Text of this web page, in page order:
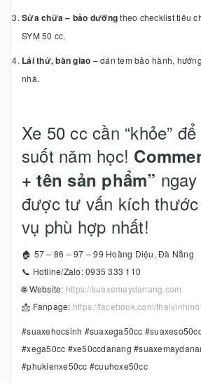
Sửa chữa – bảo dưỡngtheo checklist tiêu
SYM 50 cc.
Lái thử, bàn giao – dán tem bảo hành,
nhà.
Xe 50 cc cần “khỏe”
suốt năm học!
+ tên sản phẩm”
được tư vấn kích
vụ phù hợp nhất!
🏠 57 – 86 – 97 – 99 Hoàng Diệu, Đà Nẵng
📞 Hotline/Zalo: 0935 333 110
🌐 Website: https://suaxemaydanang.com
📩 Fanpage: https://facebook.com/
#suaxehocsinh #suaxega50cc
#xega50cc #xe50ccdanang
#phukienxe50cc #cuuhoxe50cc